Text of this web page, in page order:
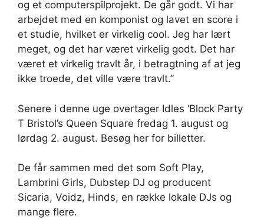
og et computerspilprojekt. De går godt. Vi har
arbejdet med en komponist og lavet en score i
et studie, hvilket er virkelig cool. Jeg har lært
meget, og det har været virkelig godt. Det har
været et virkelig travlt år, i betragtning af at jeg
ikke troede, det ville være travlt.”
Senere i denne uge overtager Idles ‘Block Party
T Bristol’s Queen Square fredag 1. august og
lørdag 2. august. Besøg her for billetter.
De får sammen med det som Soft Play,
Lambrini Girls, Dubstep DJ og producent
Sicaria, Voidz, Hinds, en række lokale DJs og
mange flere.